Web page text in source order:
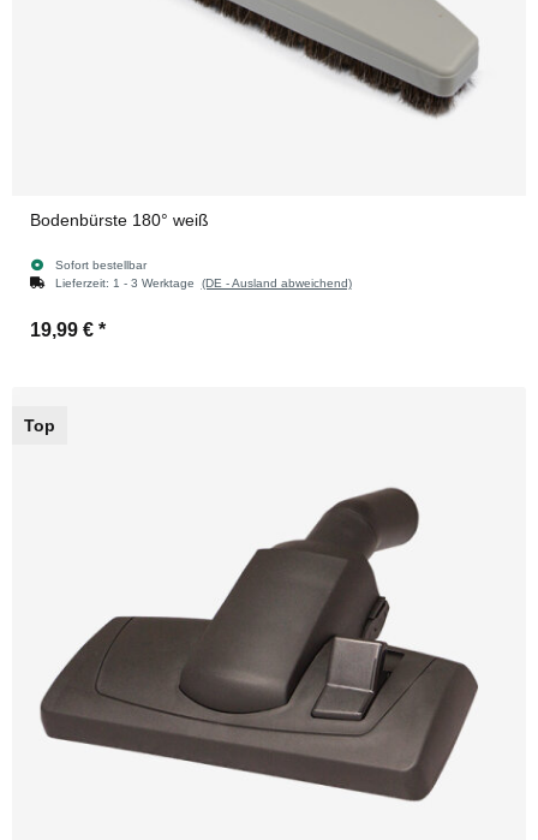
Bodenbürste 180° weiß
Sofort bestellbar
Lieferzeit: 1 - 3 Werktage (DE - Ausland abweichend)
19,99 € *
Top